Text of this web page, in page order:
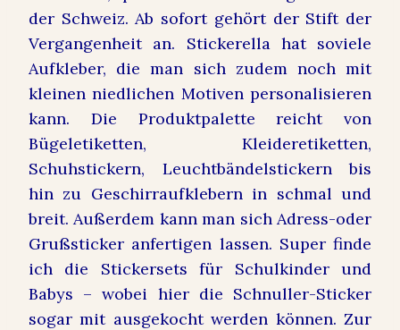
der Schweiz. Ab sofort gehört der Stift der
Vergangenheit an. Stickerella hat soviele
Aufkleber, die man sich zudem noch mit
kleinen niedlichen Motiven personalisieren
kann. Die Produktpalette reicht von
Bügeletiketten, Kleideretiketten,
Schuhstickern, Leuchtbändelstickern bis
hin zu Geschirraufklebern in schmal und
breit. Außerdem kann man sich Adress-oder
Grußsticker anfertigen lassen. Super finde
ich die Stickersets für Schulkinder und
Babys – wobei hier die Schnuller-Sticker
sogar mit ausgekocht werden können. Zur